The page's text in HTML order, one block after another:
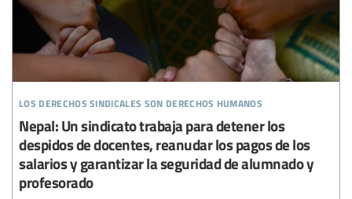
los derechos sindicales son derechos humanos
Nepal: Un sindicato trabaja para detener los
despidos de docentes, reanudar los pagos de los
salarios y garantizar la seguridad de alumnado y
profesorado